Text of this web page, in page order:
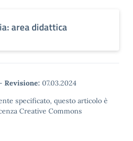
area didattica
- Revisione: 07.03.2024
specificato, questo articolo è
Creative Commons